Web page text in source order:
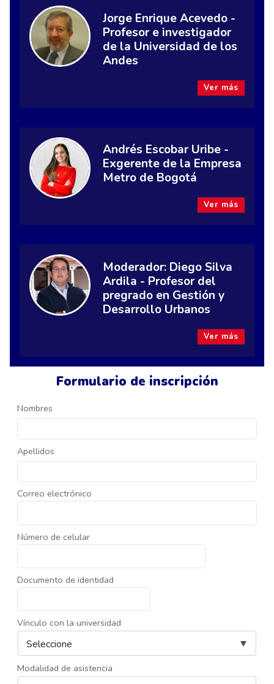
Formulario de inscripción
Nombres
Apellidos
Correo electrónico
Número de celular
Documento de identidad
Vínculo con la universidad
Modalidad de asistencia
Jorge Enrique Acevedo -
Profesor e investigador
de la Universidad de los
Andes
Ver más
Andrés Escobar Uribe -
Exgerente de la Empresa
Metro de Bogotá
Ver más
Moderador: Diego Silva
Ardila - Profesor del
pregrado en Gestión y
Desarrollo Urbanos
Ver más